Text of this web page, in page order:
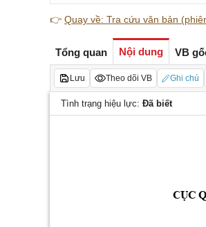
👉 Quay về: Tra cứu văn bản
Tổng quan Nội dung VB
Lưu Theo dõi VB Ghi chú
Tình trạng hiệu lực: Đã biết
CỤC